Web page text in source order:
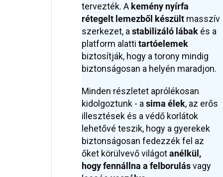
tervezték. A kemény nyírfa
rétegelt lemezből készült masszív
szerkezet, astabilizáló lábak és a
platform alatti tartóelemek
biztosítják, hogy a torony mindig
biztonságosan a helyén maradjon.
Minden részletet aprólékosan
kidolgoztunk - asima élek, az erős
illesztések és a védő korlátok
lehetővé teszik, hogy a gyerekek
biztonságosan fedezzék fel az
őket körülvevő világotanélkül,
hogy fennállna a felborulásvagy